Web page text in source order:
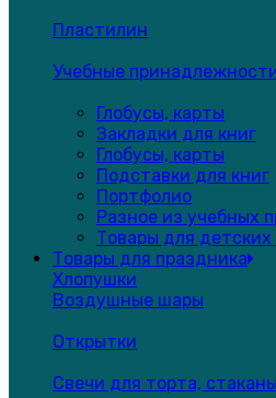
Пластилин
Учебные
Глобусы, карты
Закладки для книг
Глобусы, карты
Подставки для книг
Портфолио
Разное из учебных
Товары для детских
Товары для праздника
Хлопушки
Воздушные шары
Открытки
Свечи для торта,